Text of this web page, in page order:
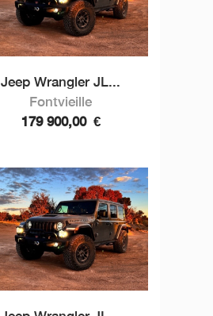
Jeep Wrangler JL...
Fontvieille
179 900,00 €